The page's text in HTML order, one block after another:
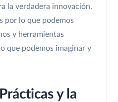
la verdadera innovación.
por lo que podemos
y herramientas
que podemos imaginar y
y la